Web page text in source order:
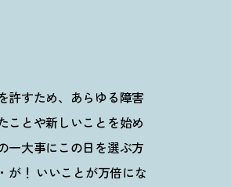
許すため、あらゆる障害
ことや新しいことを始め
一大事にこの日を選ぶ方
が！ いいことが万倍にな